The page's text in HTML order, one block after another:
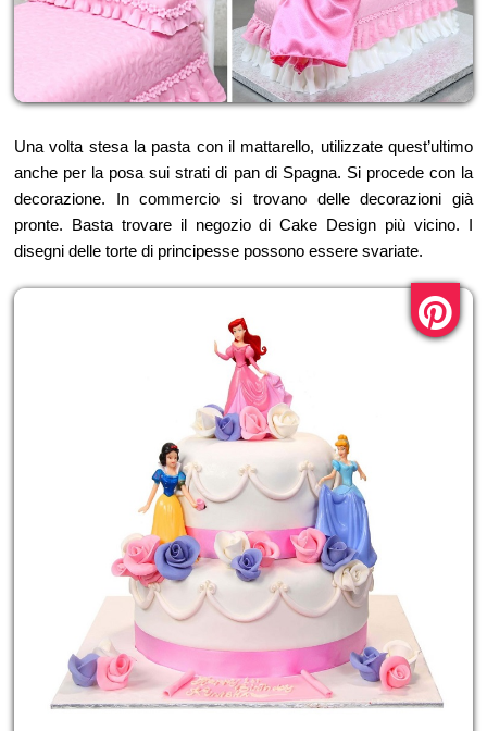
Una volta stesa la pasta con il mattarello, utilizzate quest’ultimo
anche per la posa sui strati di pan di Spagna. Si procede con la
decorazione. In commercio si trovano delle decorazioni già
pronte. Basta trovare il negozio di Cake Design più vicino. I
disegni delle torte di principesse possono essere svariate.